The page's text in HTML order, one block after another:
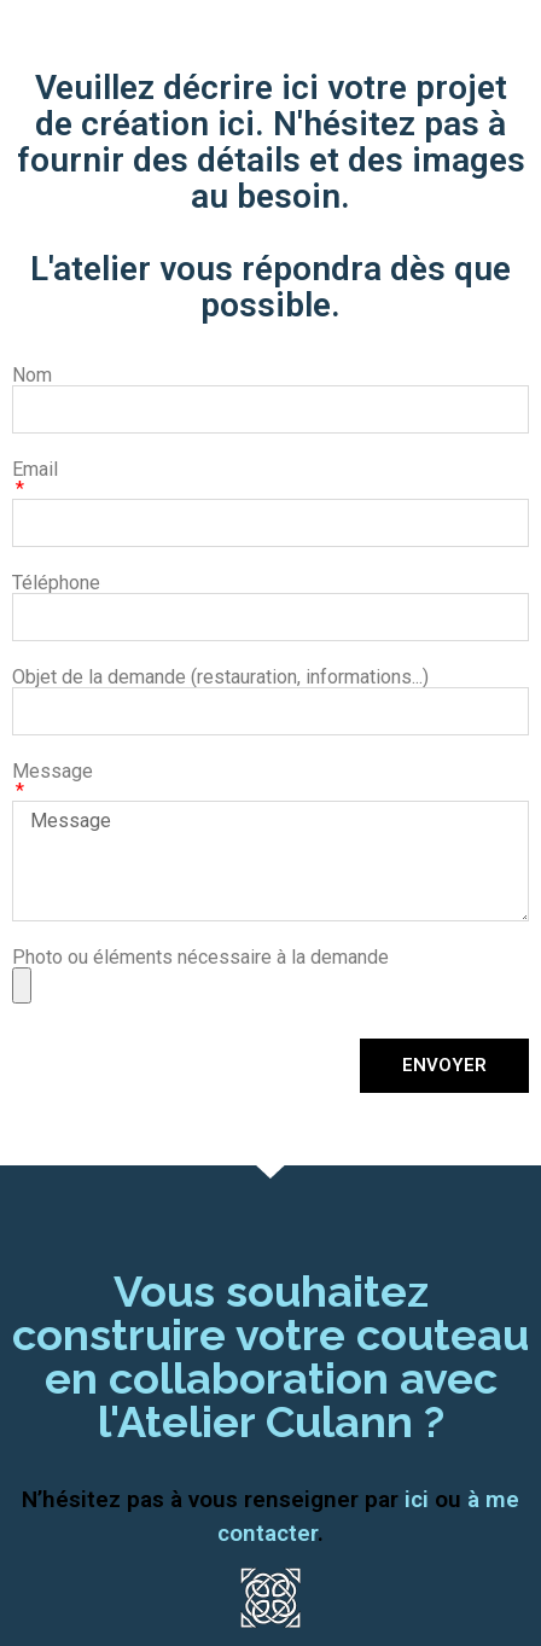
Veuillez décrire ici votre projet
de création ici. N'hésitez pas à
fournir des détails et des images
au besoin.
L'atelier vous répondra dès que
possible.
Nom
Email
Téléphone
Objet de la demande (restauration, informations...)
Message
Photo ou éléments nécessaire à la demande
ENVOYER
Vous souhaitez
construire votre couteau
en collaboration avec
l'Atelier Culann ?
N’hésitez pas à vous renseigner par ici ou à me
contacter.